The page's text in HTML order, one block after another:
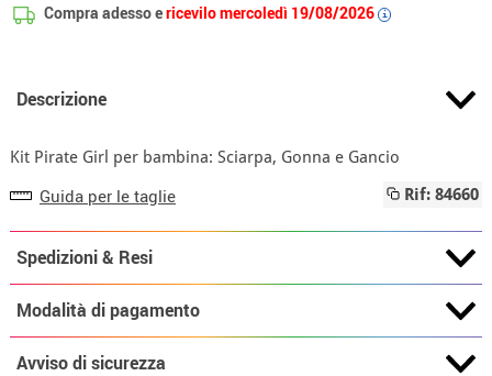
Compra adesso ericevilo mercoledì 19/08/2026 i
Descrizione
Kit Pirate Girl per bambina: Sciarpa, Gonna e Gancio
Guida per le taglie Rif: 84660
Spedizioni & Resi
Modalità di pagamento
Avviso di sicurezza